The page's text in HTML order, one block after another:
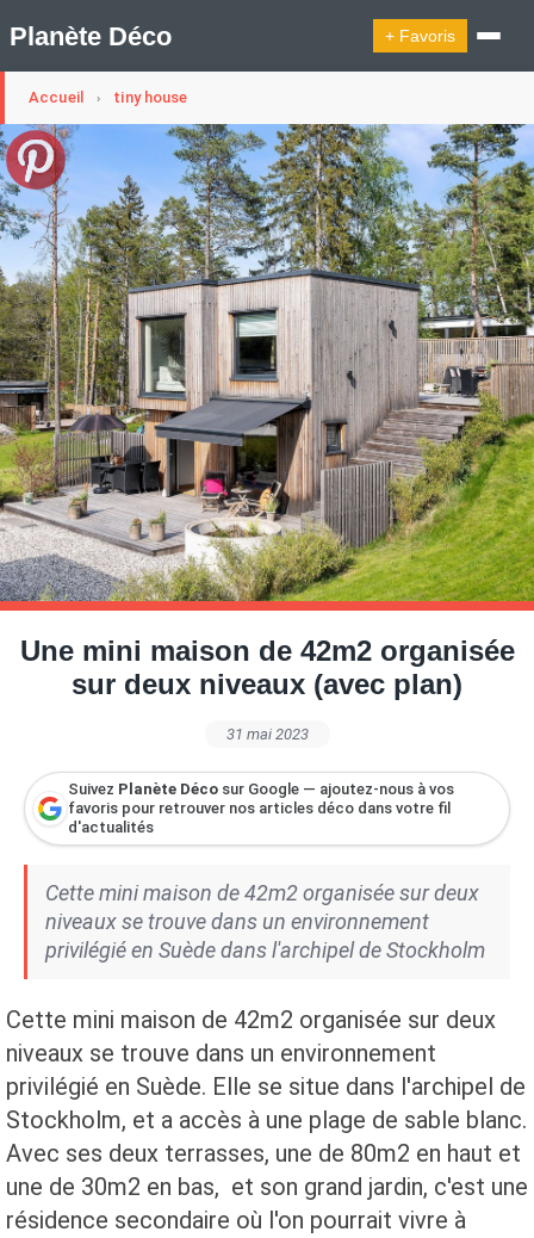
Planète Déco + Favoris
🛍︎ Shop Planète Déco ℹ︎ À propos
Appartement Design Cabanes
Decoration Noël
Design Suédois En Quelques Photos
Idées Déco En 10 Photos
La Semaine Décoration Et Design
Maison En Ville
Méli-Mélo Suédois
Publi Reportage
Tendance
Interieurs Scandinaves
La Décoration Selon Votre Signe Astrologique
Les Trouvailles Déco Du Jour
Loft
Maison Appartement Écologique
Maison Container/container House
Maison D'hôtes
Maison Et Appartement Vintage
On Décode La Déco
Petite Surface
Piscine Question De Style
Renovation
Revue De Week End
Tiny House
Accueil › tiny house
Une mini maison de 42m2 organisée
sur deux niveaux (avec plan)
31 mai 2023
Suivez Planète Déco sur Google — ajoutez-nous à vos
favoris pour retrouver nos articles déco dans votre fil
d'actualités
Cette mini maison de 42m2 organisée sur deux
niveaux se trouve dans un environnement
privilégié en Suède dans l'archipel de Stockholm
Cette mini maison de 42m2 organisée sur deux
niveaux se trouve dans un environnement
privilégié en Suède. Elle se situe dans l'archipel de
Stockholm, et a accès à une plage de sable blanc.
Avec ses deux terrasses, une de 80m2 en haut et
une de 30m2 en bas, et son grand jardin, c'est une
résidence secondaire où l'on pourrait vivre à